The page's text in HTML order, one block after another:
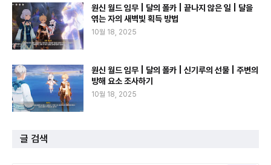
원신 월드 임무 | 달의 폴카 | 끝나지 않은 일 | 달을
엮는 자의 새벽빛 획득 방법
10월 18, 2025
원신 월드 임무 | 달의 폴카 | 신기루의 선물 | 주변의
방해 요소 조사하기
10월 18, 2025
글 검색